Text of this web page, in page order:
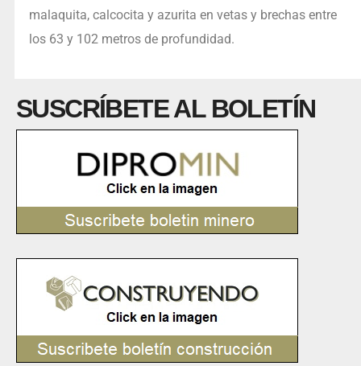
malaquita, calcocita y azurita en vetas y brechas entre
los 63 y 102 metros de profundidad.
SUSCRÍBETE AL BOLETÍN